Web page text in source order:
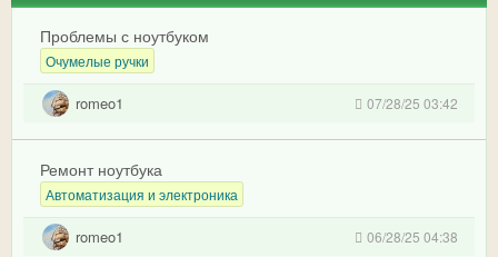
Проблемы с ноутбуком
Очумелые ручки
romeo1 07/28/25 03:42
Ремонт ноутбука
Автоматизация и электроника
romeo1 06/28/25 04:38